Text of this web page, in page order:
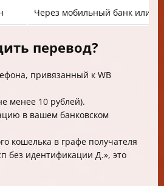
Через мобильный банк или
перевод?
привязанный к WB
менее 10 рублей).
в вашем банковском
кошелька в графе получателя
без идентификации Д.», это